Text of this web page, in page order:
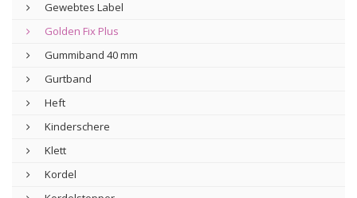
Gewebtes Label
Golden Fix Plus
Gummiband 40 mm
Gurtband
Heft
Kinderschere
Klett
Kordel